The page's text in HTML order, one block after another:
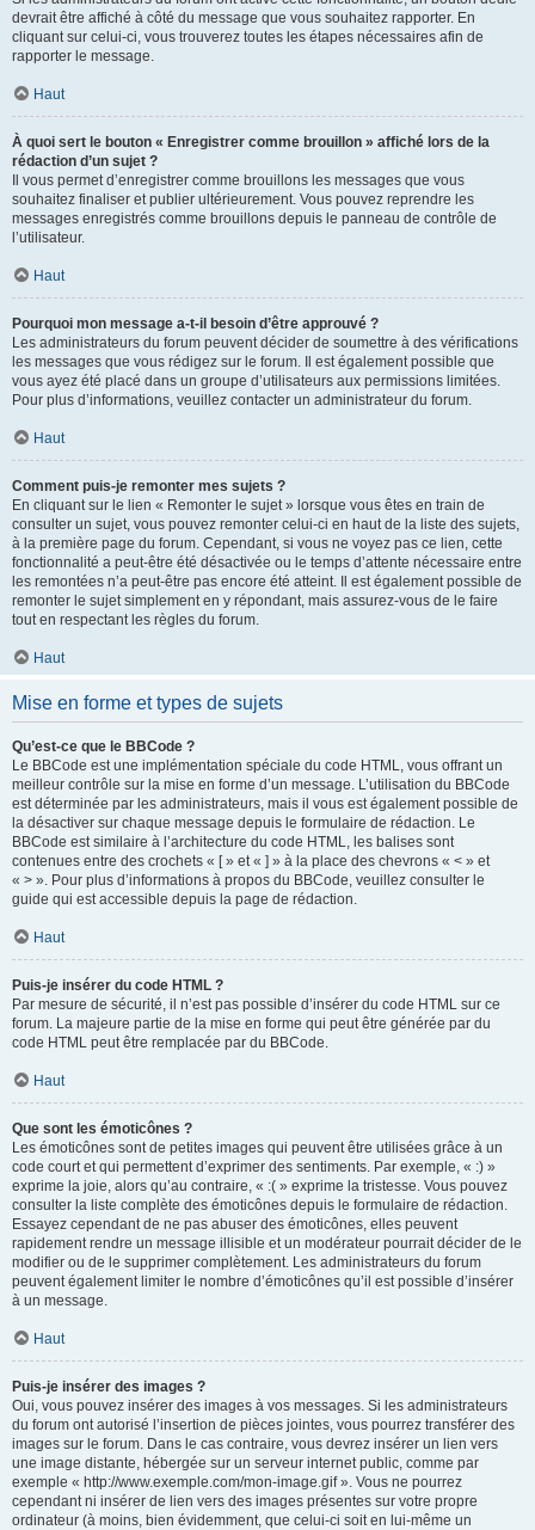
devrait être affiché à côté du message que vous souhaitez rapporter. En
cliquant sur celui-ci, vous trouverez toutes les étapes nécessaires afin de
rapporter le message.
Haut
À quoi sert le bouton « Enregistrer comme brouillon » affiché lors de la
rédaction d’un sujet ?
Il vous permet d’enregistrer comme brouillons les messages que vous
souhaitez finaliser et publier ultérieurement. Vous pouvez reprendre les
messages enregistrés comme brouillons depuis le panneau de contrôle de
l’utilisateur.
Haut
Pourquoi mon message a-t-il besoin d’être approuvé ?
Les administrateurs du forum peuvent décider de soumettre à des vérifications
les messages que vous rédigez sur le forum. Il est également possible que
vous ayez été placé dans un groupe d’utilisateurs aux permissions limitées.
Pour plus d’informations, veuillez contacter un administrateur du forum.
Haut
Comment puis-je remonter mes sujets ?
En cliquant sur le lien « Remonter le sujet » lorsque vous êtes en train de
consulter un sujet, vous pouvez remonter celui-ci en haut de la liste des sujets,
à la première page du forum. Cependant, si vous ne voyez pas ce lien, cette
fonctionnalité a peut-être été désactivée ou le temps d’attente nécessaire entre
les remontées n’a peut-être pas encore été atteint. Il est également possible de
remonter le sujet simplement en y répondant, mais assurez-vous de le faire
tout en respectant les règles du forum.
Haut
Mise en forme et types de sujets
Qu’est-ce que le BBCode ?
Le BBCode est une implémentation spéciale du code HTML, vous offrant un
meilleur contrôle sur la mise en forme d’un message. L’utilisation du BBCode
est déterminée par les administrateurs, mais il vous est également possible de
la désactiver sur chaque message depuis le formulaire de rédaction. Le
BBCode est similaire à l’architecture du code HTML, les balises sont
contenues entre des crochets « [ » et « ] » à la place des chevrons « < » et
« > ». Pour plus d’informations à propos du BBCode, veuillez consulter le
guide qui est accessible depuis la page de rédaction.
Haut
Puis-je insérer du code HTML ?
Par mesure de sécurité, il n’est pas possible d’insérer du code HTML sur ce
forum. La majeure partie de la mise en forme qui peut être générée par du
code HTML peut être remplacée par du BBCode.
Haut
Que sont les émoticônes ?
Les émoticônes sont de petites images qui peuvent être utilisées grâce à un
code court et qui permettent d’exprimer des sentiments. Par exemple, « :) »
exprime la joie, alors qu’au contraire, « :( » exprime la tristesse. Vous pouvez
consulter la liste complète des émoticônes depuis le formulaire de rédaction.
Essayez cependant de ne pas abuser des émoticônes, elles peuvent
rapidement rendre un message illisible et un modérateur pourrait décider de le
modifier ou de le supprimer complètement. Les administrateurs du forum
peuvent également limiter le nombre d’émoticônes qu’il est possible d’insérer
à un message.
Haut
Puis-je insérer des images ?
Oui, vous pouvez insérer des images à vos messages. Si les administrateurs
du forum ont autorisé l’insertion de pièces jointes, vous pourrez transférer des
images sur le forum. Dans le cas contraire, vous devrez insérer un lien vers
une image distante, hébergée sur un serveur internet public, comme par
exemple « http://www.exemple.com/mon-image.gif ». Vous ne pourrez
cependant ni insérer de lien vers des images présentes sur votre propre
ordinateur (à moins, bien évidemment, que celui-ci soit en lui-même un